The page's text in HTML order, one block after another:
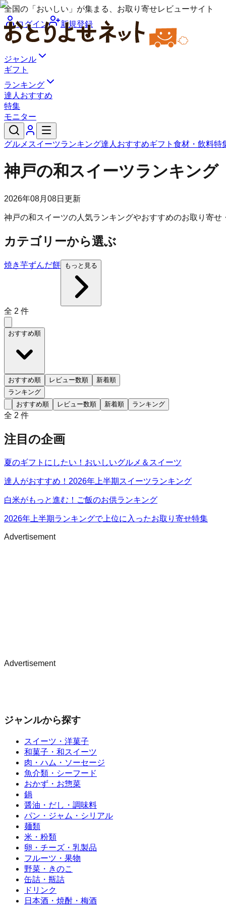
全国の「おいしい」が集まる、お取り寄せレビューサイト
ログイン
新規登録
ジャンル
ギフト
ランキング
達人おすすめ
特集
モニター
グルメ スイーツランキング達人おすすめギフト 食材・飲料特
神戸の和スイーツランキング
2026年08月08日 更新
神戸の和スイーツの人気ランキングやおすすめのお取り寄
カテゴリーから選ぶ
焼き芋ずんだ餅 もっと見る
全 2 件
おすすめ順
おすすめ順 レビュー数順
新着順
ランキング
おすすめ順
レビュー数順 新着順 ランキング
全 2 件
注目の企画
夏のギフトにしたい！おいしいグルメ＆スイーツ
達人がおすすめ！2026年上半期スイーツランキング
白米がもっと進む！ご飯のお供ランキング
2026年上半期ランキングで上位に入ったお取り寄せ特集
Advertisement
Advertisement
ジャンルから探す
スイーツ・洋菓子
和菓子・和スイーツ
肉・ハム・ソーセージ
魚介類・シーフード
おかず・お惣菜
鍋
醤油・だし・調味料
パン・ジャム・シリアル
麺類
米・粉類
卵・チーズ・乳製品
フルーツ・果物
野菜・きのこ
缶詰・瓶詰
ドリンク
日本酒・焼酎・梅酒